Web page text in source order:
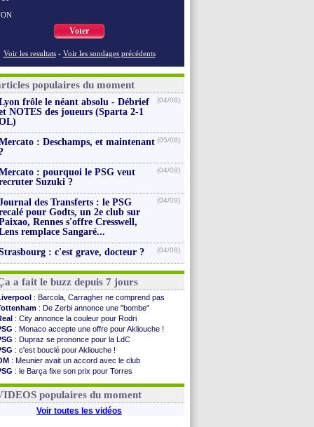
Voter
Voir les resultats - Voir les sondages précédents
populaires du moment
frôle le néant absolu - Débrief
NOTES des joueurs (Sparta 2-1
(04/08)
: Deschamps, et maintenant (05/08)
: pourquoi le PSG veut
Suzuki ?
(04/08)
des Transferts : le PSG
pour Godts, un 2e club sur
Rennes s'offre Cresswell,
remplace Sangaré...
(04/08)
: c'est grave, docteur ? (04/08)
a fait le buzz depuis 7 jours
: Barcola, Carragher ne comprend pas
: De Zerbi annonce une "bombe"
: City annonce la couleur pour Rodri
: Monaco accepte une offre pour Akliouche !
: Dupraz se prononce pour la LdC
: c'est bouclé pour Akliouche !
: Meunier avait un accord avec le club
: le Barça fixe son prix pour Torres
: Torres souhaite rejoindre le PSG !
populaires du moment
Voir toutes les vidéos